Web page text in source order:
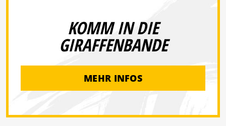
KOMM IN DIE
GIRAFFENBANDE
MEHR INFOS